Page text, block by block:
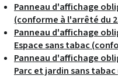
Panneau d'affichage
(conforme à l'arrêté du
Panneau d'affichage
Espace sans tabac
Panneau d'affichage
Parc et jardin sans